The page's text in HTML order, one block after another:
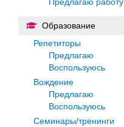
Образование
Репетиторы
Предлагаю
Воспользуюсь
Вождение
Предлагаю
Воспользуюсь
Семинары/тренинги